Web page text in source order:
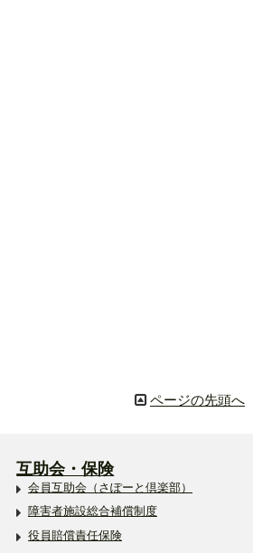
ページの先頭へ
互助会・保険
会員互助会（さぽーと倶楽部）
障害者施設総合補償制度
役員賠償責任保険